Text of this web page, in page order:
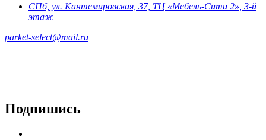
СПб, ул. Кантемировская, 37, ТЦ «Мебель-Сити 2», 3-й
этаж
parket-select@mail.ru
Подпишись